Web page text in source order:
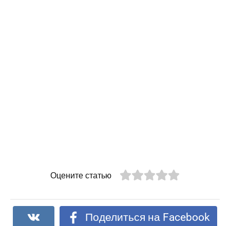
Оцените статью
Поделиться на Facebook